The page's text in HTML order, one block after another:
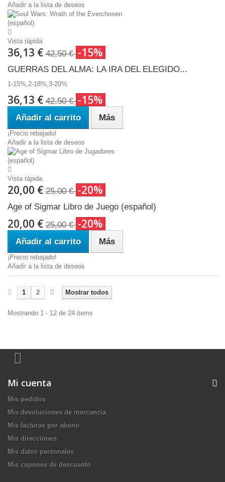
Añadir a la lista de deseos
Vista rápida
36,13 € 42,50 € -15%
GUERRAS DEL ALMA: LA IRA DEL ELEGIDO...
1-15%,2-18%,3-20%
36,13 € 42,50 € -15%
Añadir al carrito Más
¡Precio rebajado!
Añadir a la lista de deseos
Vista rápida
20,00 € 25,00 € -20%
Age of Sigmar Libro de Juego (español)
20,00 € 25,00 € -20%
Añadir al carrito Más
¡Precio rebajado!
Añadir a la lista de deseos
Mostrar todos
1 2
Mostrando 1 - 12 de 24 items
Mi cuenta
Mis pedidos
Mis devoluciones de mercancia
Mis facturas por abono
Mis direcciones
Mis datos personales
Mis cupones de descuento